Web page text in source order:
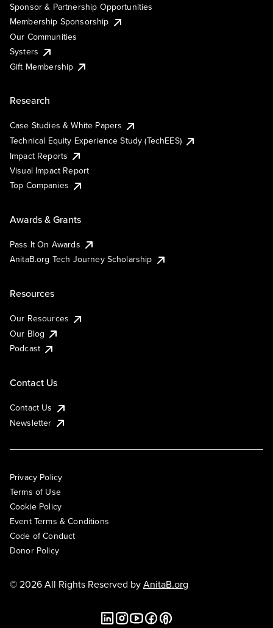
Sponsor & Partnership Opportunities
Membership Sponsorship
Our Communities
Systers
Gift Membership
Research
Case Studies & White Papers
Technical Equity Experience Study (TechEES)
Impact Reports
Visual Impact Report
Top Companies
Awards & Grants
Pass It On Awards
AnitaB.org Tech Journey Scholarship
Resources
Our Resources
Our Blog
Podcast
Contact Us
Contact Us
Newsletter
Privacy Policy
Terms of Use
Cookie Policy
Event Terms & Conditions
Code of Conduct
Donor Policy
© 2026 All Rights Reserved byAnitaB.org